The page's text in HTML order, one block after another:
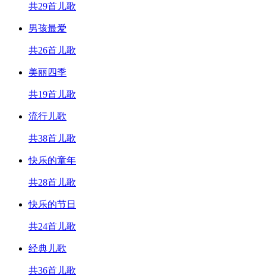
共29首儿歌
男孩最爱
共26首儿歌
美丽四季
共19首儿歌
流行儿歌
共38首儿歌
快乐的童年
共28首儿歌
快乐的节日
共24首儿歌
经典儿歌
共36首儿歌